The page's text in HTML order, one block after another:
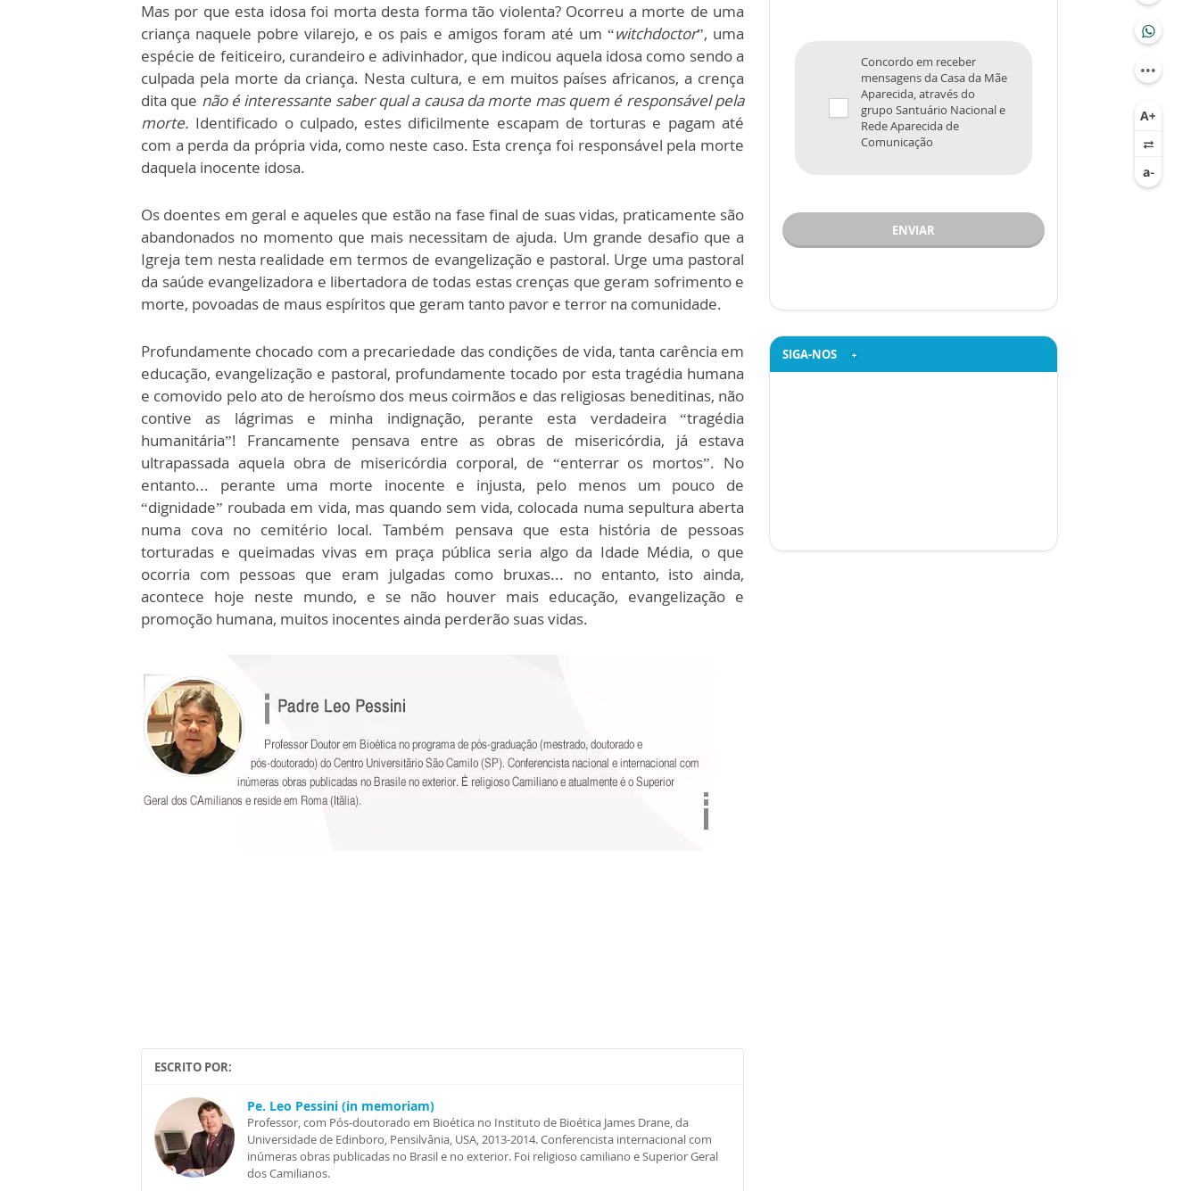
Mas por que esta idosa foi morta desta forma tão violenta? Ocorreu a morte de uma
criança naquele pobre vilarejo, e os pais e amigos foram até um “witchdoctor”, uma
espécie de feiticeiro, curandeiro e adivinhador, que indicou aquela idosa como sendo a
culpada pela morte da criança. Nesta cultura, e em muitos países africanos, a crença
dita que não é interessante saber qual a causa da morte mas quem é responsável pela
morte. Identificado o culpado, estes dificilmente escapam de torturas e pagam até
com a perda da própria vida, como neste caso. Esta crença foi responsável pela morte
daquela inocente idosa.
Os doentes em geral e aqueles que estão na fase final de suas vidas, praticamente são
abandonados no momento que mais necessitam de ajuda. Um grande desafio que a
Igreja tem nesta realidade em termos de evangelização e pastoral. Urge uma pastoral
da saúde evangelizadora e libertadora de todas estas crenças que geram sofrimento e
morte, povoadas de maus espíritos que geram tanto pavor e terror na comunidade.
Profundamente chocado com a precariedade das condições de vida, tanta carência em
educação, evangelização e pastoral, profundamente tocado por esta tragédia humana
e comovido pelo ato de heroísmo dos meus coirmãos e das religiosas beneditinas, não
contive as lágrimas e minha indignação, perante esta verdadeira “tragédia
humanitária”! Francamente pensava entre as obras de misericórdia, já estava
ultrapassada aquela obra de misericórdia corporal, de “enterrar os mortos”. No
entanto... perante uma morte inocente e injusta, pelo menos um pouco de
“dignidade” roubada em vida, mas quando sem vida, colocada numa sepultura aberta
numa cova no cemitério local. Também pensava que esta história de pessoas
torturadas e queimadas vivas em praça pública seria algo da Idade Média, o que
ocorria com pessoas que eram julgadas como bruxas... no entanto, isto ainda,
acontece hoje neste mundo, e se não houver mais educação, evangelização e
promoção humana, muitos inocentes ainda perderão suas vidas.
ESCRITO POR:
Pe. Leo Pessini (in memoriam)
Professor, com Pós-doutorado em Bioética no Instituto de Bioética James Drane, da
Universidade de Edinboro, Pensilvânia, USA, 2013-2014. Conferencista internacional com
inúmeras obras publicadas no Brasil e no exterior. Foi religioso camiliano e Superior Geral
dos Camilianos.
Concordo em receber
mensagens da Casa da Mãe
Aparecida, através do
grupo Santuário Nacional e
Rede Aparecida de
Comunicação
ENVIAR
SIGA-NOS